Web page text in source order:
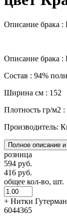
Описание брака :
Описание брака :
Состав : 94%
Ширина см : 152
Плотность гр/м2 :
Производитель:
Полное описание и
розница
594 руб.
416 руб.
общее кол-во, шт.
+ Нитки
6044365